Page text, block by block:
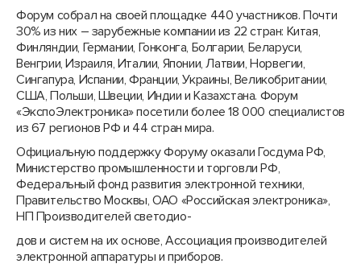
Форум собрал на своей площадке 440 уча­стников. Почти
30% из них – зарубежные компании из 22 стран: Китая,
Финляндии, Германии, Гонконга, Болгарии, Беларуси,
Венгрии, Израиля, Италии, Японии, Латвии, Норвегии,
Сингапура, Испании, Франции, Украины, Великобритании,
США, Польши, Швеции, Индии и Казахстана. Форум
«ЭкспоЭлектроника» посетили более 18 000 специалистов
из 67 регионов РФ и 44 стран мира.
Официальную поддержку Форуму оказали Госдума РФ,
Министерство промышленности и торговли РФ,
Федеральный фонд развития электронной техники,
Правительство Москвы, ОАО «Российская электроника»,
НП Производителей светодио-
­дов и систем на их основе, Ассоциация производителей
электронной аппаратуры и приборов.